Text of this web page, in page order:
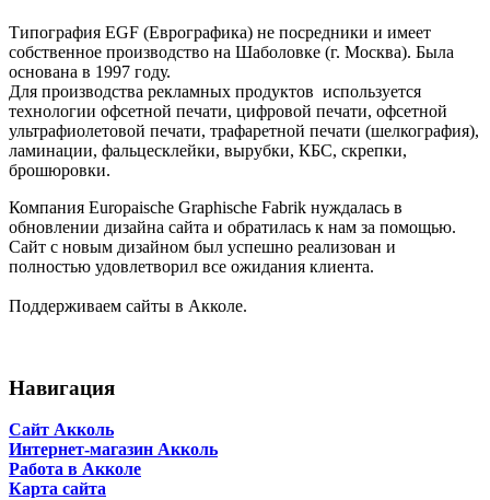
Типография EGF (Еврографика) не посредники и имеет
собственное производство на Шаболовке (г. Москва). Была
основана в 1997 году.
Для производства рекламных продуктов используется
технологии офсетной печати, цифровой печати, офсетной
ультрафиолетовой печати, трафаретной печати (шелкография),
ламинации, фальцесклейки, вырубки, КБС, скрепки,
брошюровки.
Компания Europaische Graphische Fabrik нуждалась в
обновлении дизайна сайта и обратилась к нам за помощью.
Сайт с новым дизайном был успешно реализован и
полностью удовлетворил все ожидания клиента.
Поддерживаем сайты в Акколе.
Навигация
Сайт Акколь
Интернет-магазин Акколь
Работа в Акколе
Карта сайта